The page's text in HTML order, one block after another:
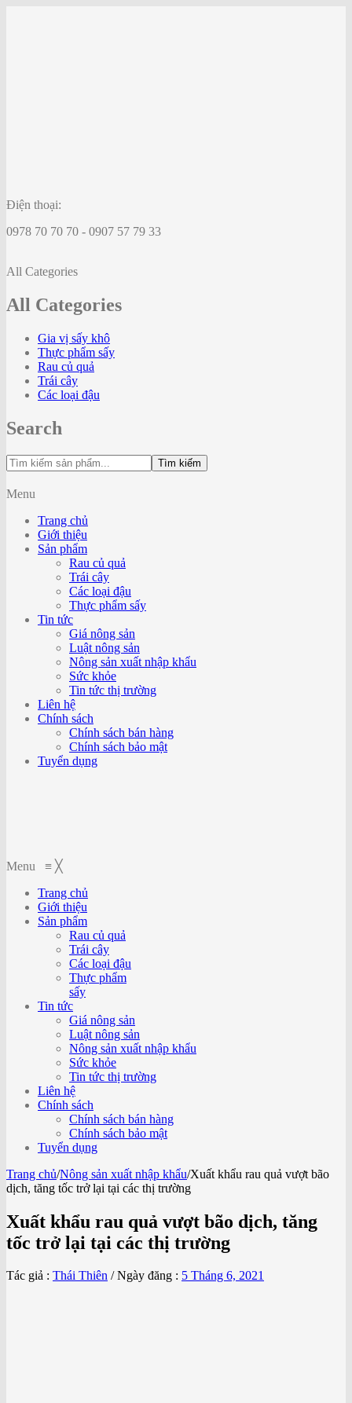
Điện thoại:
0978 70 70 70 - 0907 57 79 33
All Categories
All Categories
Gia vị sấy khô
Thực phẩm sấy
Rau củ quả
Trái cây
Các loại đậu
Search
Tìm kiếm
Menu
Trang chủ
Giới thiệu
Sản phẩm
Rau củ quả
Trái cây
Các loại đậu
Thực phẩm sấy
Tin tức
Giá nông sản
Luật nông sản
Nông sản xuất nhập khẩu
Sức khỏe
Tin tức thị trường
Liên hệ
Chính sách
Chính sách bán hàng
Chính sách bảo mật
Tuyển dụng
Menu ≡ ╳
Trang chủ
Giới thiệu
Sản phẩm
Rau củ quả
Trái cây
Các loại đậu
Thực phẩm
sấy
Tin tức
Giá nông sản
Luật nông sản
Nông sản xuất nhập khẩu
Sức khỏe
Tin tức thị trường
Liên hệ
Chính sách
Chính sách bán hàng
Chính sách bảo mật
Tuyển dụng
Trang chủ/Nông sản xuất nhập khẩu/Xuất khẩu rau quả vượt bão
dịch, tăng tốc trở lại tại các thị trường
Xuất khẩu rau quả vượt bão dịch, tăng
tốc trở lại tại các thị trường
Tác giả : Thái Thiên / Ngày đăng : 5 Tháng 6, 2021